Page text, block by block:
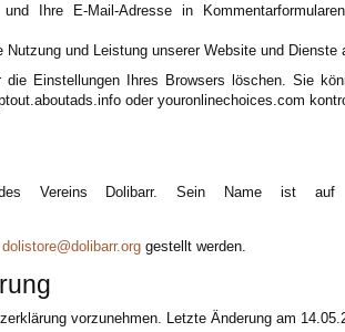
Ihre E-Mail-Adresse in
Nutzung und Leistung unserer Website und Dienste
Einstellungen Ihres Browsers löschen. Sie
oder youronlinechoices.com
Vereins Dolibarr. Sein Name ist auf
dolistore@dolibarr.org gestellt werden.
vorzunehmen. Letzte Änderung am